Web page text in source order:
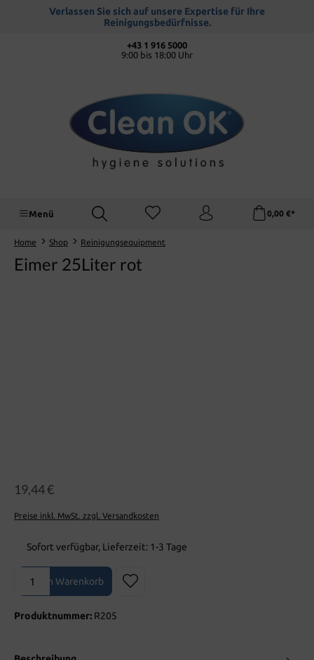
springenVerlassen Sie sich auf unsere Expertise für Ihre
Reinigungsbedürfnisse.
+43 1 916 5000
9:00 bis 18:00 Uhr
Menü 0,00 €*
Home Shop Reinigungsequipment
Eimer 25Liter rot
19,44 €
Preise inkl. MwSt. zzgl. Versandkosten
Sofort verfügbar, Lieferzeit: 1-3 Tage
Produkt Anzahl: Gib den gewünschten Wert ein oder benutze die
In den Warenkorb
Produktnummer: R205